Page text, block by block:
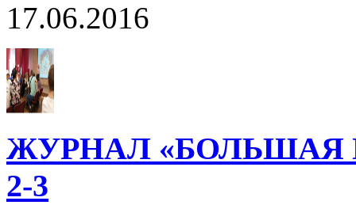
17.06.2016
ЖУРНАЛ «БОЛЬШАЯ
2-3